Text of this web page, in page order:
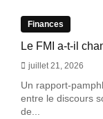
Finances
Le FMI a-t-il
juillet 21, 2026
Un rapport-
entre le discours
de...